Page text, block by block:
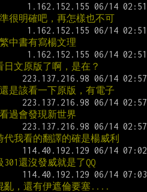
很明確吧，再怎樣也不可
中書有寫楊文理
文原版了啊，是在？
是該看一下原版，有電子
過會發現新世界
我看的翻譯的確是楊威利
還沒發威就是了QQ
亂，還有伊遮倫要塞....